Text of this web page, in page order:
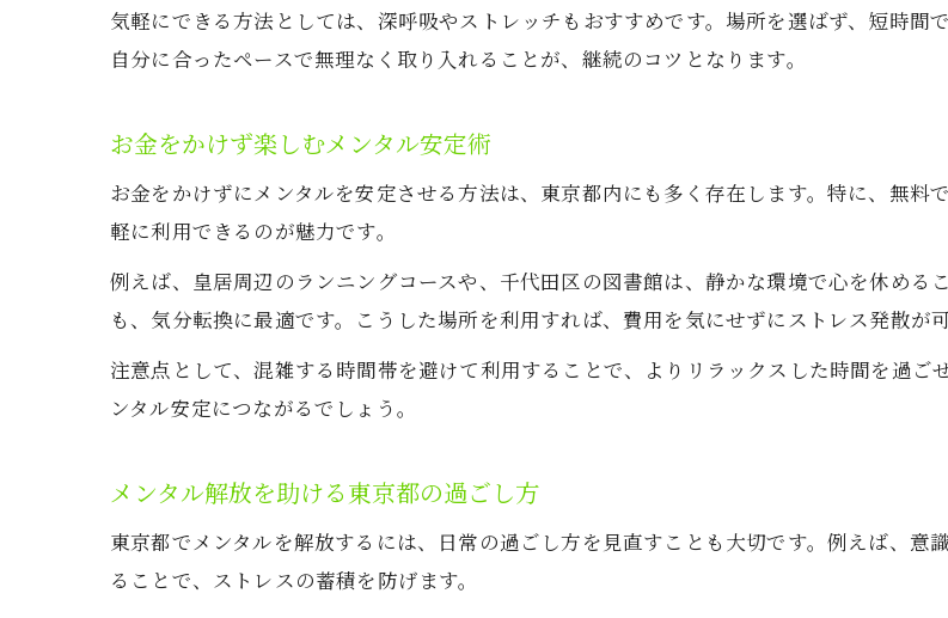
メンタル解放に役立つ室内スポッ
気軽にできる方法としては、深呼吸やストレッチもおすすめです。場所を選ばず、短時間
自分に合ったペースで無理なく取り入れることが、継続のコツとなります。
お金をかけず楽しむメンタル安定術
お金をかけずにメンタルを安定させる方法は、東京都内にも多く存在します。特に、無
軽に利用できるのが魅力です。
例えば、皇居周辺のランニングコースや、千代田区の図書館は、静かな環境で心を休める
も、気分転換に最適です。こうした場所を利用すれば、費用を気にせずにストレス発散が可
注意点として、混雑する時間帯を避けて利用することで、よりリラックスした時間を過ご
ンタル安定につながるでしょう。
メンタル解放を助ける東京都の過ごし方
東京都でメンタルを解放するには、日常の過ごし方を見直すことも大切です。例えば、
ることで、ストレスの蓄積を防げます。